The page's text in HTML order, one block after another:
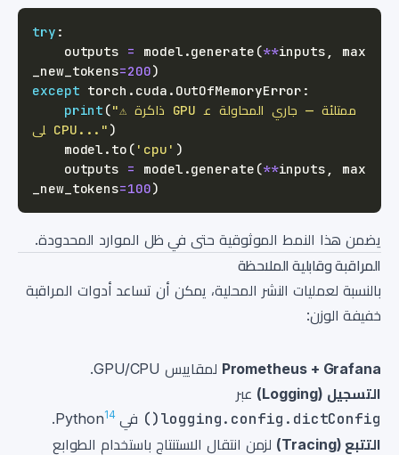
try :
    outputs
= model .generate (**inputs ,
max
_new_tokens=200)
except torch . cuda . OutOfMemoryError :
print ("⚠️ ذاكرة GPU ممتلئة — جاري المحاولة ع
لى CPU..." )
    model
. to ( 'cpu' )
    outputs
= model .generate (**inputs ,
max
_new_tokens=100)
يضمن هذا النمط الموثوقية حتى في ظل الموارد المحدودة.
المراقبة وقابلية الملاحظة
بالنسبة لعمليات النشر المحلية، يمكن أن تساعد أدوات المراقبة
خفيفة الوزن:
Prometheus + Grafana لمقاييس GPU/CPU.
التسجيل (Logging)
عبر
logging.config.dictConfig() في Python14
.
التتبع (Tracing)
لزمن انتقال الاستنتاج باستخدام الطوابع